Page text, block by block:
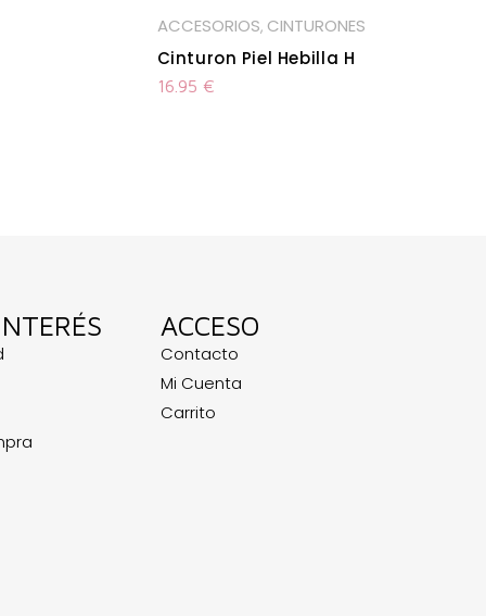
ACCESORIOS, CINTURONES
Cinturon Piel Hebilla H
16.95 €
ACCESO
Contacto
Mi Cuenta
Carrito